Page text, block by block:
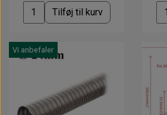
Tilføj til kurv
Vi anbefaler